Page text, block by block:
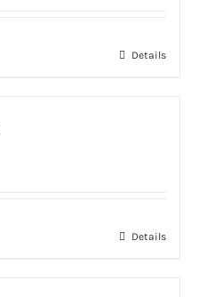
Details
Details